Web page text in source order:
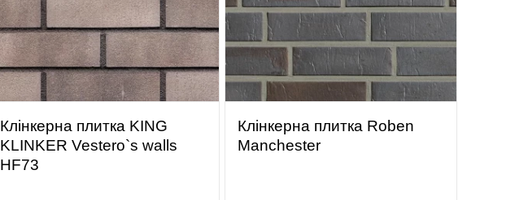
Клінкерна плитка KING
KLINKER Vestero`s walls
HF73
Клінкерна плитка Roben
Manchester